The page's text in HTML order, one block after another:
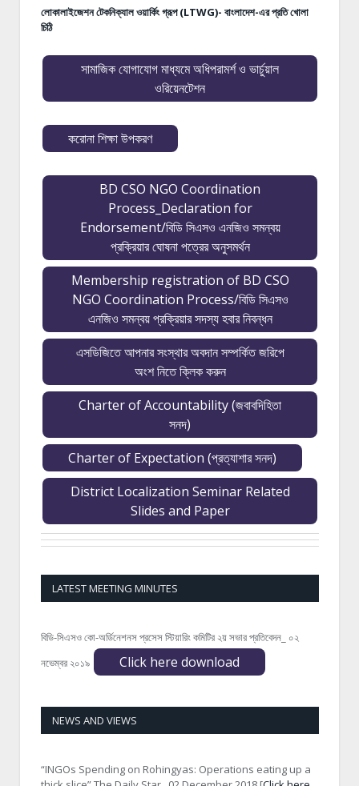
লোকালাইজেশন টেকনিক্যাল ওয়ার্কিং গ্রূপ (LTWG)- বাংলাদেশ-এর প্রতি খোলা
চিঠি
সামাজিক যোগাযোগ মাধ্যমে অধিপরামর্শ ও ভার্চুয়াল
ওরিয়েনটেশন
করোনা শিক্ষা উপকরণ
BD CSO NGO Coordination
Process_Declaration for
Endorsement/বিডি সিএসও এনজিও সমন্বয়
প্রক্রিয়ার ঘোষনা পত্রের অনুসমর্থন
Membership registration of BD CSO
NGO Coordination Process/বিডি সিএসও
এনজিও সমন্বয় প্রক্রিয়ার সদস্য হবার নিবন্ধন
এসডিজিতে আপনার সংস্থার অবদান সম্পর্কিত জরিপে
অংশ নিতে ক্লিক করুন
Charter of Accountability (জবাবদিহিতা
সনদ)
Charter of Expectation (প্রত্যাশার সনদ)
District Localization Seminar Related
Slides and Paper
LATEST MEETING MINUTES
বিডি-সিএসও কো-অর্ডিনেশনস প্রসেস স্টিয়ারিং কমিটির ২য় সভার প্রতিবেদন_ ০২
নভেম্বর ২০১৯
Click here download
NEWS AND VIEWS
“INGOs Spending on Rohingyas: Operations eating up a